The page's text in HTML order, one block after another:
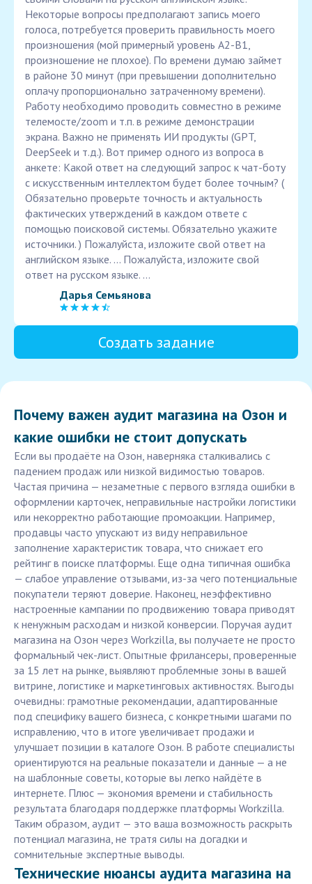
Некоторые вопросы предполагают запись моего
голоса, потребуется проверить правильность моего
произношения (мой примерный уровень A2-B1,
произношение не плохое). По времени думаю займет
в районе 30 минут (при превышении дополнительно
оплачу пропорционально затраченному времени).
Работу необходимо проводить совместно в режиме
телемосте/zoom и т.п. в режиме демонстрации
экрана. Важно не применять ИИ продукты (GPT,
DeepSeek и т.д.). Вот пример одного из вопроса в
анкете: Какой ответ на следующий запрос к чат-боту
с искусственным интеллектом будет более точным? (
Обязательно проверьте точность и актуальность
фактических утверждений в каждом ответе с
помощью поисковой системы. Обязательно укажите
источники. ) Пожалуйста, изложите свой ответ на
английском языке. ... Пожалуйста, изложите свой
ответ на русском языке. ...
Дарья Семьянова
Создать задание
Почему важен аудит магазина на Озон и
какие ошибки не стоит допускать
Если вы продаёте на Озон, наверняка сталкивались с
падением продаж или низкой видимостью товаров.
Частая причина — незаметные с первого взгляда ошибки в
оформлении карточек, неправильные настройки логистики
или некорректно работающие промоакции. Например,
продавцы часто упускают из виду неправильное
заполнение характеристик товара, что снижает его
рейтинг в поиске платформы. Еще одна типичная ошибка
— слабое управление отзывами, из-за чего потенциальные
покупатели теряют доверие. Наконец, неэффективно
настроенные кампании по продвижению товара приводят
к ненужным расходам и низкой конверсии. Поручая аудит
магазина на Озон через Workzilla, вы получаете не просто
формальный чек-лист. Опытные фрилансеры, проверенные
за 15 лет на рынке, выявляют проблемные зоны в вашей
витрине, логистике и маркетинговых активностях. Выгоды
очевидны: грамотные рекомендации, адаптированные
под специфику вашего бизнеса, с конкретными шагами по
исправлению, что в итоге увеличивает продажи и
улучшает позиции в каталоге Озон. В работе специалисты
ориентируются на реальные показатели и данные — а не
на шаблонные советы, которые вы легко найдёте в
интернете. Плюс — экономия времени и стабильность
результата благодаря поддержке платформы Workzilla.
Таким образом, аудит — это ваша возможность раскрыть
потенциал магазина, не тратя силы на догадки и
сомнительные экспертные выводы.
Технические нюансы аудита магазина на